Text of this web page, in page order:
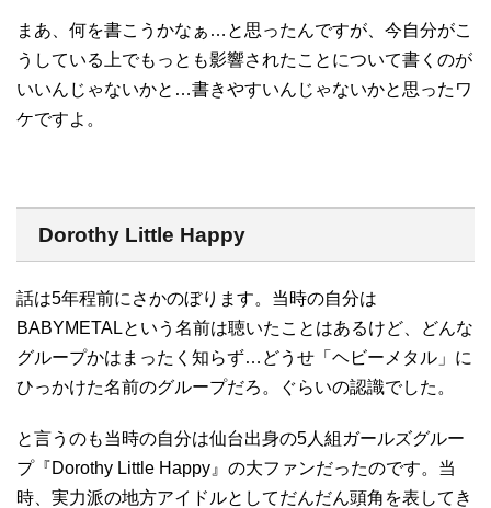
まあ、何を書こうかなぁ…と思ったんですが、今自分がこ
うしている上でもっとも影響されたことについて書くのが
いいんじゃないかと…書きやすいんじゃないかと思ったワ
ケですよ。
Dorothy Little Happy
話は5年程前にさかのぼります。当時の自分は
BABYMETALという名前は聴いたことはあるけど、どんな
グループかはまったく知らず…どうせ「ヘビーメタル」に
ひっかけた名前のグループだろ。ぐらいの認識でした。
と言うのも当時の自分は仙台出身の5人組ガールズグルー
プ『Dorothy Little Happy』の大ファンだったのです。当
時、実力派の地方アイドルとしてだんだん頭角を表してき